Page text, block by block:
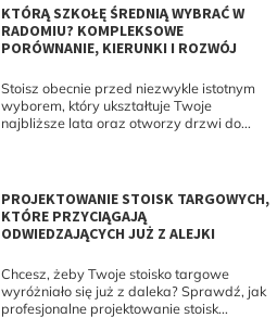
KTÓRĄ SZKOŁĘ ŚREDNIĄ WYBRAĆ W
RADOMIU? KOMPLEKSOWE
PORÓWNANIE, KIERUNKI I ROZWÓJ
Stoisz obecnie przed niezwykle istotnym
wyborem, który ukształtuje Twoje
najbliższe lata oraz otworzy drzwi do...
PROJEKTOWANIE STOISK TARGOWYCH,
KTÓRE PRZYCIĄGAJĄ
ODWIEDZAJĄCYCH JUŻ Z ALEJKI
Chcesz, żeby Twoje stoisko targowe
wyróżniało się już z daleka? Sprawdź, jak
profesjonalne projektowanie stoisk...